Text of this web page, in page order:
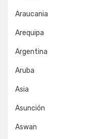
Araucania
Arequipa
Argentina
Aruba
Asia
Asunción
Aswan